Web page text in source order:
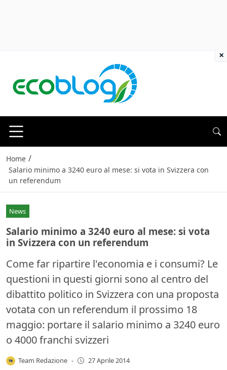
Home /
Salario minimo a 3240 euro al mese: si vota in Svizzera con
un referendum
News
Salario minimo a 3240 euro al mese: si vota
in Svizzera con un referendum
Come far ripartire l'economia e i consumi? Le
questioni in questi giorni sono al centro del
dibattito politico in Svizzera con una proposta
votata con un referendum il prossimo 18
maggio: portare il salario minimo a 3240 euro
o 4000 franchi svizzeri
Team Redazione - 27 Aprile 2014
×